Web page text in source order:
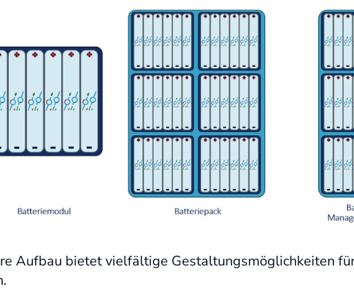
Aufbau bietet vielfältige Gestaltungsmöglichkeiten